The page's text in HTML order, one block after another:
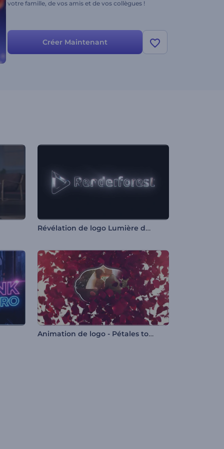
votre famille, de vos amis et de vos collègues !
Créer Maintenant
Révélation de logo Lumière douce
Animation de logo - Pétales tombants